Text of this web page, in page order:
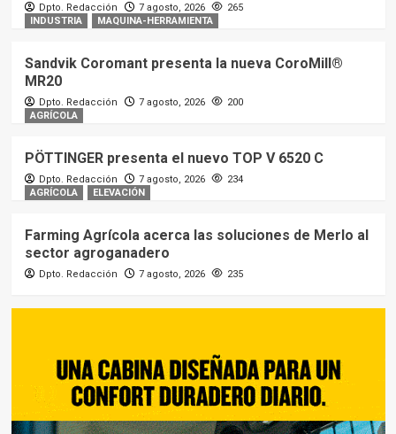
Dpto. Redacción 7 agosto, 2026
265
INDUSTRIA
MAQUINA-HERRAMIENTA
Sandvik Coromant presenta la nueva CoroMill®
MR20
Dpto. Redacción 7 agosto, 2026
200
AGRÍCOLA
PÖTTINGER presenta el nuevo TOP V 6520 C
Dpto. Redacción 7 agosto, 2026
234
AGRÍCOLA
ELEVACIÓN
Farming Agrícola acerca las soluciones de Merlo al
sector agroganadero
Dpto. Redacción 7 agosto, 2026 235